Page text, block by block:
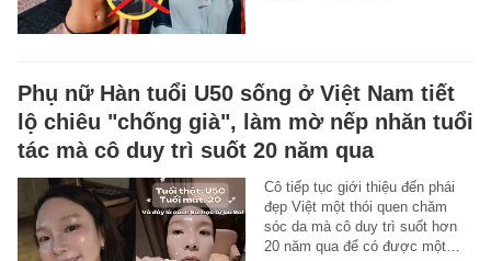
Phụ nữ Hàn tuổi U50 sống ở Việt Nam tiết
lộ chiêu "chống già", làm mờ nếp nhăn tuổi
tác mà cô duy trì suốt 20 năm qua
Cô tiếp tục giới thiệu đến phái
đẹp Việt một thói quen chăm
sóc da mà cô duy trì suốt hơn
20 năm qua để có được một…